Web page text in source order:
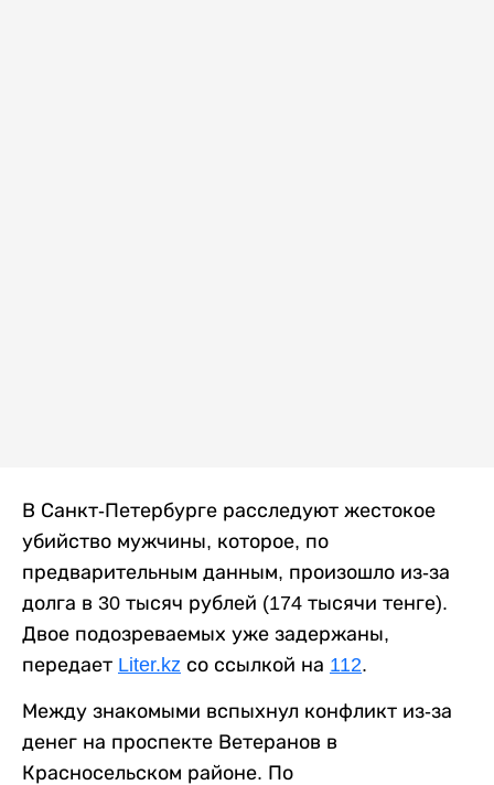
В Санкт-Петербурге расследуют жестокое
убийство мужчины, которое, по
предварительным данным, произошло из-за
долга в 30 тысяч рублей (174 тысячи тенге).
Двое подозреваемых уже задержаны,
передает Liter.kz со ссылкой на 112.
Между знакомыми вспыхнул конфликт из-за
денег на проспекте Ветеранов в
Красносельском районе. По